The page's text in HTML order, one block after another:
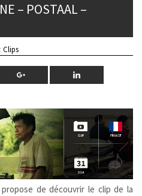
– POSTAAL –
Clips
de découvrir le clip de la